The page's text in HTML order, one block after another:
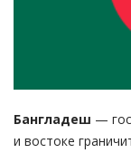
Бангладеш —
и востоке